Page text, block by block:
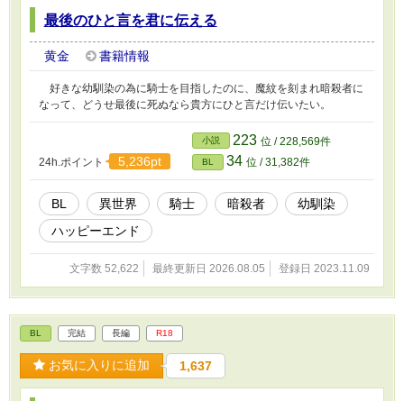
最後のひと言を君に伝える
黄金 書籍情報
好きな幼馴染の為に騎士を目指したのに、魔紋を刻まれ暗殺者に
なって、どうせ最後に死ぬなら貴方にひと言だけ伝いたい。
24h.ポイント 5,236pt
小説 223 位 / 228,569件
BL 34 位 / 31,382件
BL 異世界 騎士 暗殺者
幼馴染
ハッピーエンド
文字数 52,622 最終更新日 2026.08.05 登録日 2023.11.09
BL 完結 長編 R18
お気に入りに追加 1,637